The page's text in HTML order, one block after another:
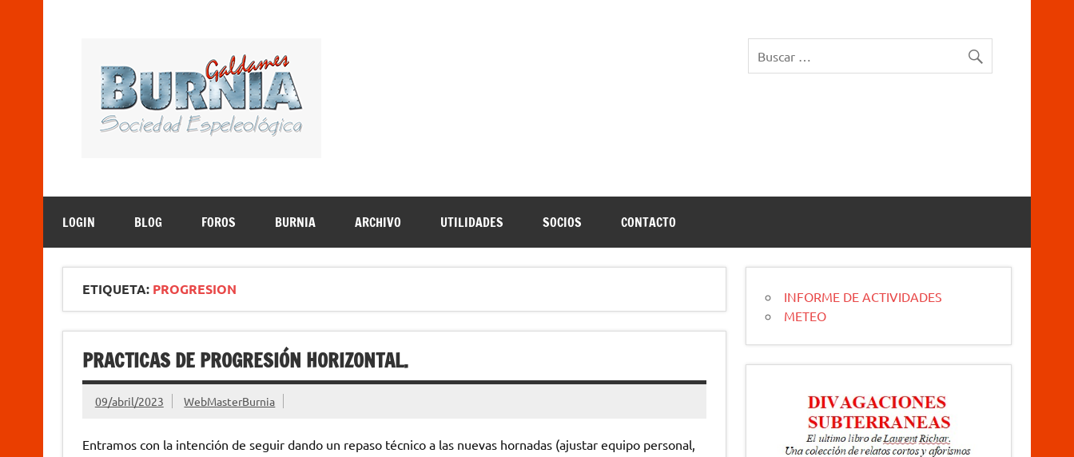
LOGIN BLOG FOROS BURNIA ARCHIVO UTILIDADES SOCIOS CONTACTO
ETIQUETA: PROGRESION
PRACTICAS DE PROGRESIÓN HORIZONTAL.
09/abril/2023 WebMasterBurnia
Entramos con la intención de seguir dando un repaso técnico a las nuevas hornadas (ajustar equipo personal,
INFORME DE ACTIVIDADES
METEO